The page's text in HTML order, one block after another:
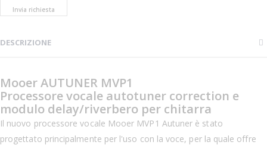
Invia richiesta
DESCRIZIONE
Mooer AUTUNER MVP1
Processore vocale autotuner correction e
modulo delay/riverbero per chitarra
Il nuovo processore vocale Mooer MVP1 Autuner è stato
progettato principalmente per l'uso con la voce, per la quale offre